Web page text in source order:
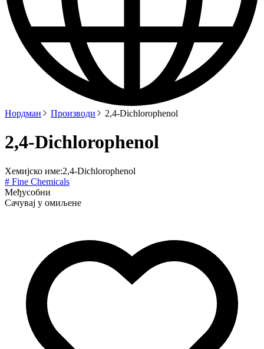
Нордман Производи 2,4-Dichlorophenol
2,4-Dichlorophenol
Хемијско име:2,4-Dichlorophenol
# Fine Chemicals
Међусобни
Сачувај у омиљене